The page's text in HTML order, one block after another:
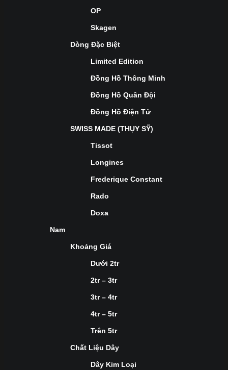
OP
Skagen
Dòng Đặc Biệt
Limited Edition
Đồng Hồ Thông Minh
Đồng Hồ Quân Đội
Đồng Hồ Điện Tử
SWISS MADE (THỤY SỸ)
Tissot
Longines
Frederique Constant
Rado
Doxa
Nam
Khoảng Giá
Dưới 2tr
2tr – 3tr
3tr – 4tr
4tr – 5tr
Trên 5tr
Chất Liệu Dây
Dây Kim Loại